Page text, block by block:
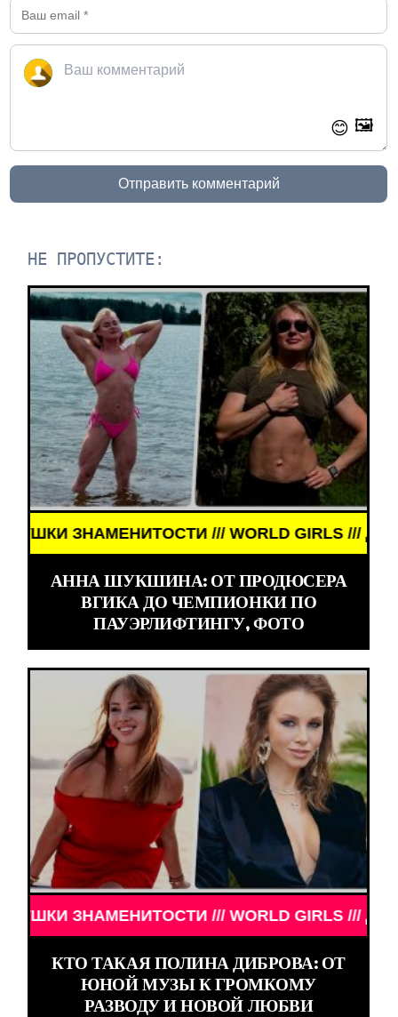
😊 🖼️
Отправить комментарий
НЕ ПРОПУСТИТЕ:
/// WORLD GIRLS /// ДЕВУШКИ
АННА ШУКШИНА: ОТ ПРОДЮСЕРА
ВГИКА ДО ЧЕМПИОНКИ ПО
ПАУЭРЛИФТИНГУ, ФОТО
/// WORLD GIRLS /// ДЕВУШКИ
КТО ТАКАЯ ПОЛИНА ДИБРОВА: ОТ
ЮНОЙ МУЗЫ К ГРОМКОМУ
РАЗВОДУ И НОВОЙ ЛЮБВИ